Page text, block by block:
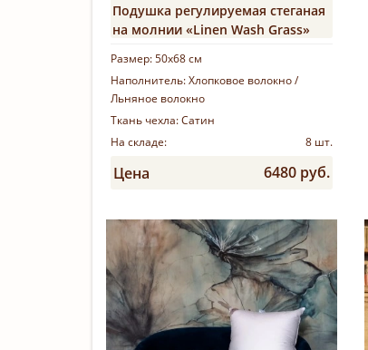
Подушка регулируемая стеганая
на молнии «Linen Wash Grass»
Размер:50х68 см
Наполнитель:Хлопковое волокно /
Льняное волокно
Ткань чехла:Сатин
На складе:
8 шт.
Цена 6480 руб.